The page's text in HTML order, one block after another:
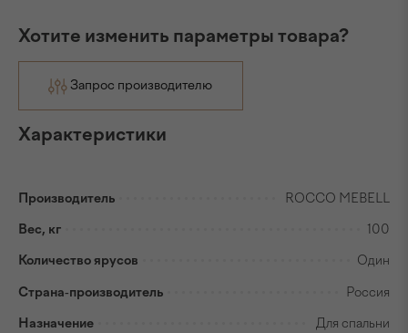
Хотите изменить параметры товара?
Запрос производителю
Характеристики
Производитель ROCCO MEBELL
Вес, кг 100
Количество ярусов Один
Страна-производитель Россия
Назначение Для спальни